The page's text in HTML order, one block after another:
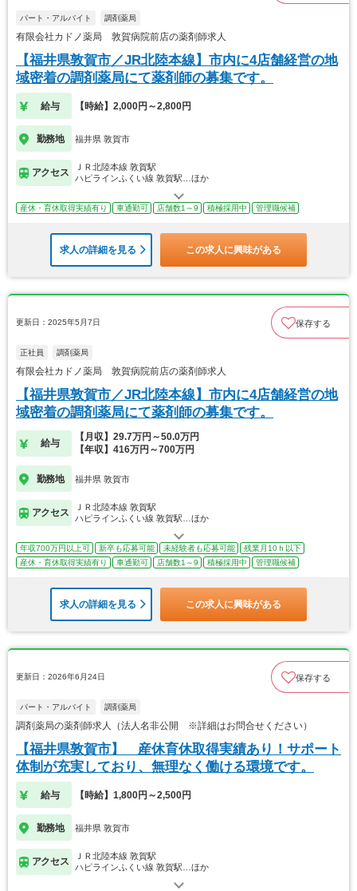
パート・アルバイト 調剤薬局
有限会社カドノ薬局 敦賀病院前店の薬剤師求人
【福井県敦賀市／JR北陸本線】市内に4店舗経営の地
域密着の調剤薬局にて薬剤師の募集です。
給与 【時給】2,000円～2,800円
勤務地 福井県 敦賀市
アクセス
ＪＲ北陸本線 敦賀駅
ハピラインふくい線 敦賀駅…ほか
産休・育休取得実績有り 車通勤可 店舗数1～9 積極採用中 管理職候補
求人の詳細を見る この求人に興味がある
更新日：2025年5月7日 保存する
正社員 調剤薬局
有限会社カドノ薬局 敦賀病院前店の薬剤師求人
【福井県敦賀市／JR北陸本線】市内に4店舗経営の地
域密着の調剤薬局にて薬剤師の募集です。
給与
【月収】29.7万円～50.0万円
【年収】416万円～700万円
勤務地 福井県 敦賀市
アクセス
ＪＲ北陸本線 敦賀駅
ハピラインふくい線 敦賀駅…ほか
年収700万円以上可 新卒も応募可能 未経験者も応募可能
残業月10ｈ以下
産休・育休取得実績有り
車通勤可 店舗数1～9 積極採用中 管理職候補
求人の詳細を見る この求人に興味がある
更新日：2026年6月24日 保存する
パート・アルバイト 調剤薬局
調剤薬局の薬剤師求人（法人名非公開 ※詳細はお問合せください）
【福井県敦賀市】 産休育休取得実績あり！サポート
体制が充実しており、無理なく働ける環境です。
給与 【時給】1,800円～2,500円
勤務地 福井県 敦賀市
アクセス
ＪＲ北陸本線 敦賀駅
ハピラインふくい線 敦賀駅…ほか